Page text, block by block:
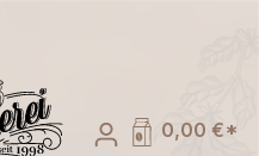
0,00 €*